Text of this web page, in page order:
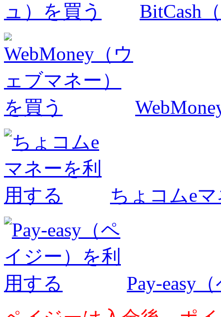
BitCash
ちょコムe
Pay-easy